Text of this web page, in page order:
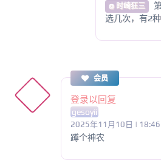
@ 时崎狂三
选几次，有2
会员
登录以回复
gesoyii
2025年11月10日 | 18:46
蹲个神农